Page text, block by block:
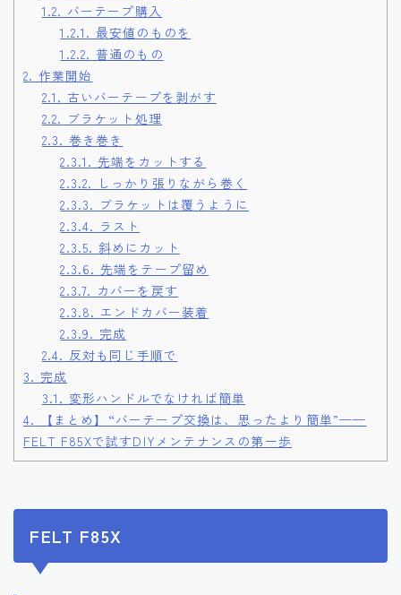
1.2. バーテープ購入
1.2.1. 最安値のものを
1.2.2. 普通のもの
2. 作業開始
2.1. 古いバーテープを剥がす
2.2. ブラケット処理
2.3. 巻き巻き
2.3.1. 先端をカットする
2.3.2. しっかり張りながら巻く
2.3.3. ブラケットは覆うように
2.3.4. ラスト
2.3.5. 斜めにカット
2.3.6. 先端をテープ留め
2.3.7. カバーを戻す
2.3.8. エンドカバー装着
2.3.9. 完成
2.4. 反対も同じ手順で
3. 完成
3.1. 変形ハンドルでなければ簡単
4.
【まとめ】“バーテープ交換は、思ったより簡単”——
FELT F85Xで試すDIYメンテナンスの第一歩
FELT F85X